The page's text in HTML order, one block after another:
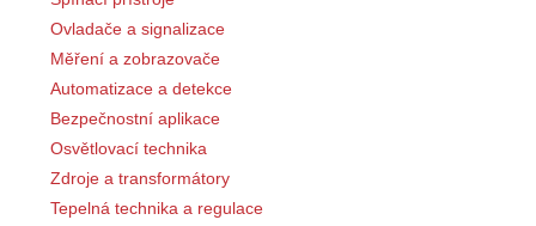
Ovladače a signalizace
Měření a zobrazovače
Automatizace a detekce
Bezpečnostní aplikace
Osvětlovací technika
Zdroje a transformátory
Tepelná technika a regulace